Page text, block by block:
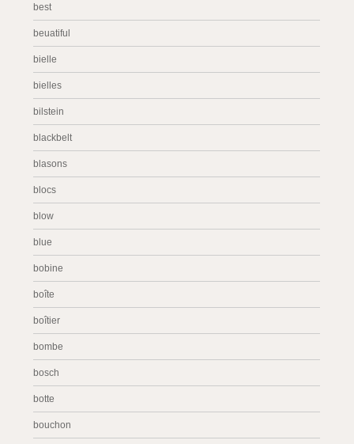
best
beuatiful
bielle
bielles
bilstein
blackbelt
blasons
blocs
blow
blue
bobine
boîte
boîtier
bombe
bosch
botte
bouchon